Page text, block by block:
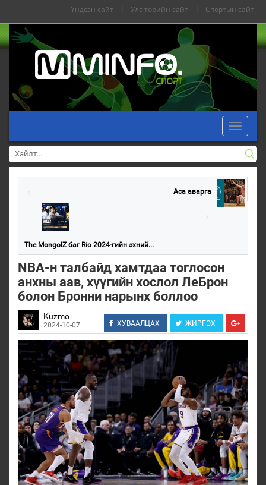
Үндсэн сайт | Улс төрийн сайт | Спортын сайт
Toggle
Аса аварга
The MongolZ баг Rio 2024-гийн эхний...
NBA-н талбайд хамтдаа тоглосон
анхны аав, хүүгийн хослол ЛеБрон
болон Бронни нарынх боллоо
Kuzmo
2024-10-07 ХУВААЛЦАХ ЖИРГЭХ